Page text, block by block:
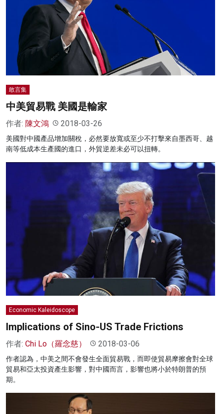
敢言集
中美貿易戰 美國是輸家
作者: 陳文鴻 2018-03-26
美國對中國產品增加關稅，必然要放寬或至少不打擊來自墨西哥、越
南等低成本生產國的進口，外貿逆差未必可以扭轉。
Economic Kaleidoscope
Implications of Sino-US Trade Frictions
作者: Chi Lo（羅念慈） 2018-03-06
作者認為，中美之間不會發生全面貿易戰，而即使貿易摩擦會對全球
貿易和亞太投資產生影響，對中國而言，影響也將小於特朗普的預
期。